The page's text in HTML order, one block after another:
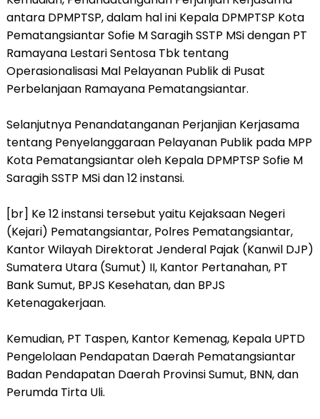
antara DPMPTSP, dalam hal ini Kepala DPMPTSP Kota
Pematangsiantar Sofie M Saragih SSTP MSi dengan PT
Ramayana Lestari Sentosa Tbk tentang
Operasionalisasi Mal Pelayanan Publik di Pusat
Perbelanjaan Ramayana Pematangsiantar.
Selanjutnya Penandatanganan Perjanjian Kerjasama
tentang Penyelanggaraan Pelayanan Publik pada MPP
Kota Pematangsiantar oleh Kepala DPMPTSP Sofie M
Saragih SSTP MSi dan 12 instansi.
[br] Ke 12 instansi tersebut yaitu Kejaksaan Negeri
(Kejari) Pematangsiantar, Polres Pematangsiantar,
Kantor Wilayah Direktorat Jenderal Pajak (Kanwil DJP)
Sumatera Utara (Sumut) II, Kantor Pertanahan, PT
Bank Sumut, BPJS Kesehatan, dan BPJS
Ketenagakerjaan.
Kemudian, PT Taspen, Kantor Kemenag, Kepala UPTD
Pengelolaan Pendapatan Daerah Pematangsiantar
Badan Pendapatan Daerah Provinsi Sumut, BNN, dan
Perumda Tirta Uli.